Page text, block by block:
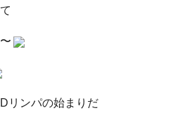
リンパの始まりだ